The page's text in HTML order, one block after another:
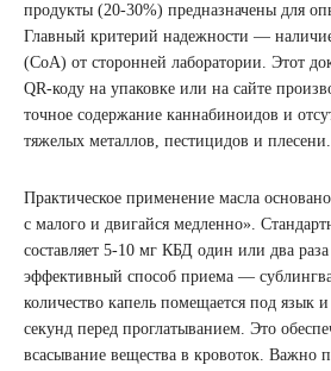
продукты (20-30%) предназначены для
Главный критерий надежности —
(CoA) от сторонней лаборатории. Этот
QR-коду на упаковке или на сайте
точное содержание каннабиноидов и
тяжелых металлов, пестицидов и плесени.
Практическое применение масла
с малого и двигайся медленно».
составляет 5-10 мг КБД один или два
эффективный способ приема —
количество капель помещается под язык
секунд перед проглатыванием. Это
всасывание вещества в кровоток. Важно